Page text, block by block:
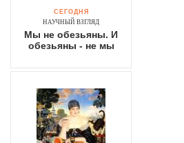
СЕГОДНЯ
НАУЧНЫЙ ВЗГЛЯД
Мы не обезьяны. И
обезьяны - не мы